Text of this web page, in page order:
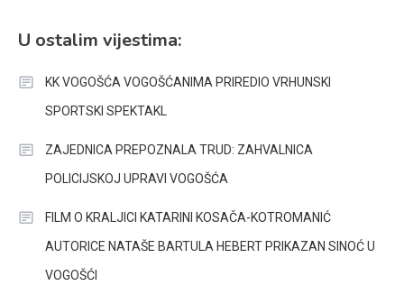
U ostalim vijestima:
KK VOGOŠĆA VOGOŠĆANIMA PRIREDIO VRHUNSKI
SPORTSKI SPEKTAKL
ZAJEDNICA PREPOZNALA TRUD: ZAHVALNICA
POLICIJSKOJ UPRAVI VOGOŠĆA
FILM O KRALJICI KATARINI KOSAČA-KOTROMANIĆ
AUTORICE NATAŠE BARTULA HEBERT PRIKAZAN SINOĆ U
VOGOŠĆI